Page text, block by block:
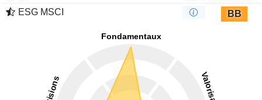
ESG MSCI
BB